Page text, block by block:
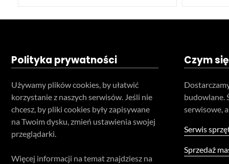
Polityka prywatności
Używamy plików cookies, by ułatwić
korzystanie z naszych serwisów. Jeśli nie
chcesz, by pliki cookies były zapisywane
na Twoim dysku, zmień ustawienia swojej
przeglądarki.
Więcej informacji na temat znajdziesz na
Czym
budowlane.
serwisowe,
Serwis
Sprzedaż